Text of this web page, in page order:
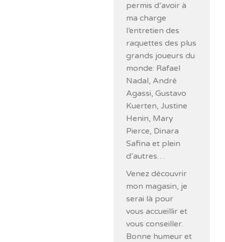
permis d’avoir à
ma charge
l’entretien des
raquettes des plus
grands joueurs du
monde: Rafael
Nadal, André
Agassi, Gustavo
Kuerten, Justine
Henin, Mary
Pierce, Dinara
Safina et plein
d’autres…
Venez découvrir
mon magasin, je
serai là pour
vous accueillir et
vous conseiller.
Bonne humeur et